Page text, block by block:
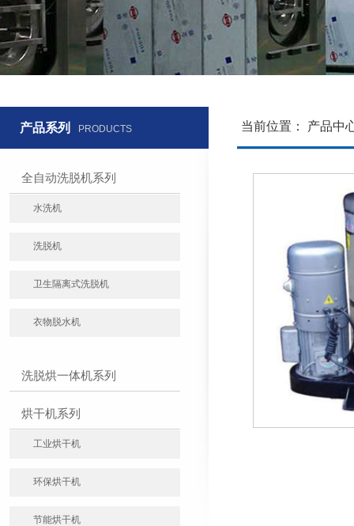
产品系列 PRODUCTS
全自动洗脱机系列
水洗机
洗脱机
卫生隔离式洗脱机
衣物脱水机
洗脱烘一体机系列
烘干机系列
工业烘干机
环保烘干机
节能烘干机
当前位置： 产品中